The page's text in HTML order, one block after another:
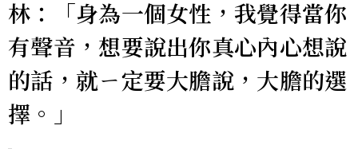
林：「身為一個女性，我覺得當你
有聲音，想要說出你真心內心想說
的話，就ㄧ定要大膽說，大膽的選
擇。」